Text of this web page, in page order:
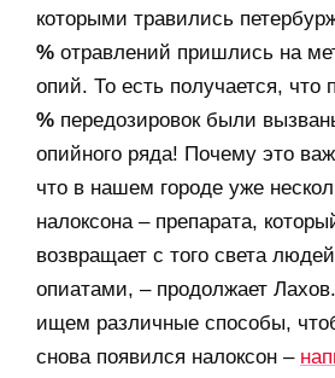
которыми травились
% отравлений пришлись на
опий. То есть получается, что
% передозировок были
опийного ряда! Почему это
что в нашем городе уже
налоксона – препарата,
возвращает с того света
опиатами, – продолжает
ищем различные способы,
снова появился налоксон –